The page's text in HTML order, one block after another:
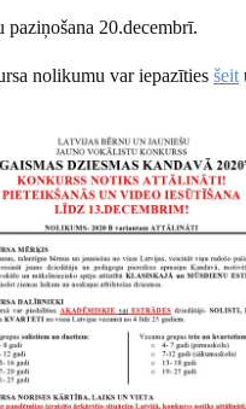
paziņošana 20.decembrī.
nolikumu var iepazītiesšeit